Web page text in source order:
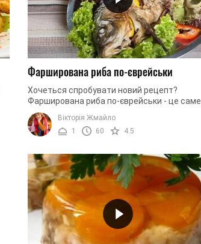
Фарширована риба по-єврейськи
Хочеться спробувати новий рецепт?
Фарширована риба по-єврейськи - це саме
те, що потрібно. Апетитна, рум'яна рибка,
прикрашена овочами і зеленню ...
Вікторія Жмайло
1
60 4.5